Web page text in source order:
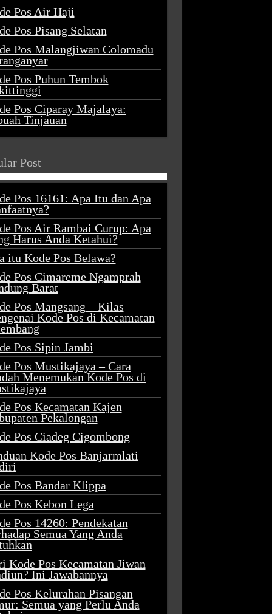
Pos Air Haji
Pos Pisang Selatan
Pos Malangjiwan Colomadu
Pos Puhun Tembok
Pos Ciparay Majalaya:
Tinjauan
Post
Pos 16161: Apa Itu dan Apa
Pos Air Rambai Curup: Apa
Harus Anda Ketahui?
itu Kode Pos Belawa?
Pos Cimareme Ngamprah
Barat
Pos Mangsang – Kilas
Kode Pos di Kecamatan
Pos Sipin Jambi
Pos Mustikajaya – Cara
Menemukan Kode Pos di
Pos Kecamatan Kajen
Pekalongan
Pos Ciadeg Cigombong
Kode Pos Banjarmlati
Pos Bandar Klippa
Pos Kebon Lega
Pos 14260: Pendekatan
Semua Yang Anda
Kode Pos Kecamatan Jiwan
Ini Jawabannya
Pos Kelurahan Pisangan
Semua yang Perlu Anda